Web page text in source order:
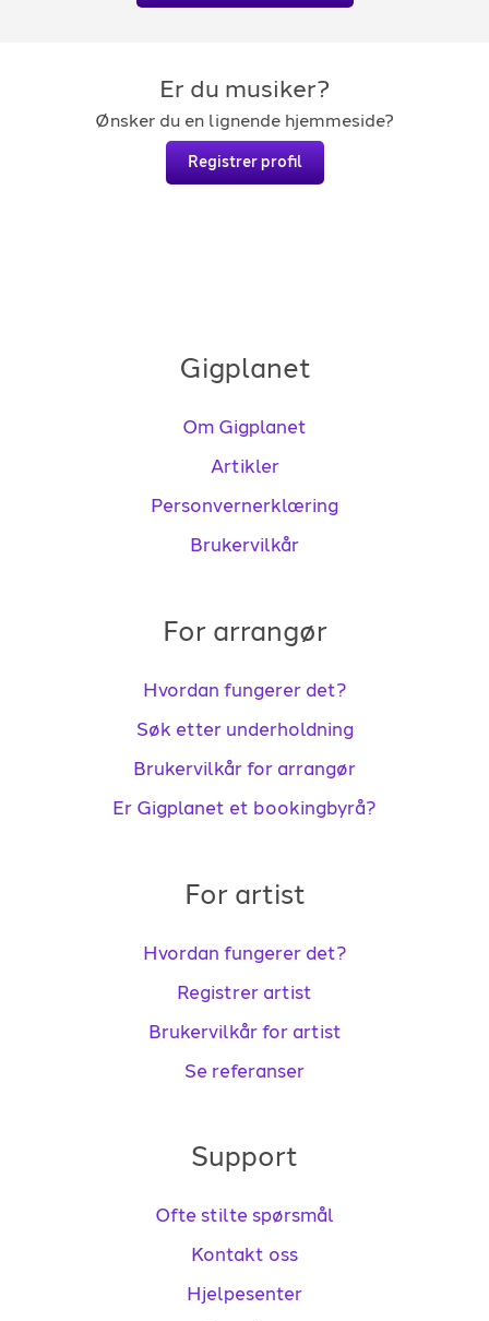
Er du musiker?
Ønsker du en lignende hjemmeside?
Registrer profil
Gigplanet
Om Gigplanet
Artikler
Personvernerklæring
Brukervilkår
For arrangør
Hvordan fungerer det?
Søk etter underholdning
Brukervilkår for arrangør
Er Gigplanet et bookingbyrå?
For artist
Hvordan fungerer det?
Registrer artist
Brukervilkår for artist
Se referanser
Support
Ofte stilte spørsmål
Kontakt oss
Hjelpesenter